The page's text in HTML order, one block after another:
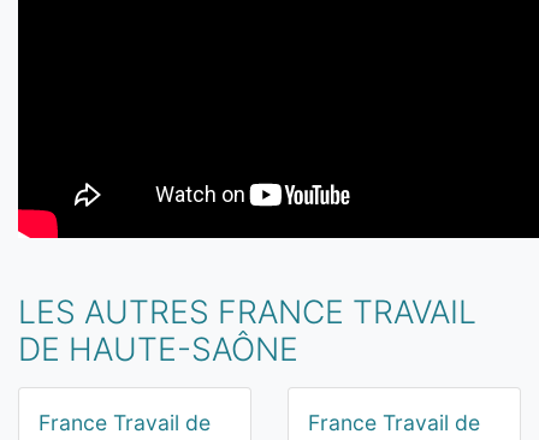
LES AUTRES FRANCE TRAVAIL
DE HAUTE-SAÔNE
France Travail de
France Travail de